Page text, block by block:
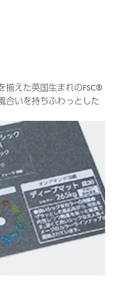
揃えた英国生まれのFSC®
合いを持ちふわっとした